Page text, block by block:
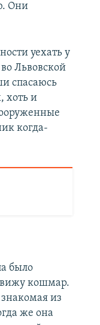
Они
уехать у
Львовской
спасаюсь
хоть и
когда-
было
вижу кошмар.
из
же она